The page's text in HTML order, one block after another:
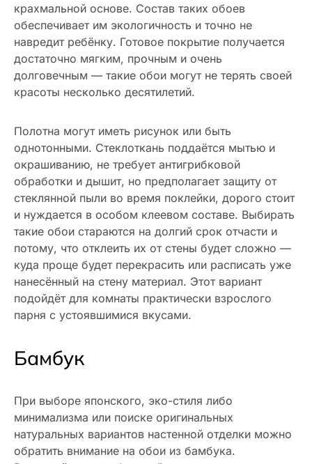
крахмальной основе. Состав таких обоев
обеспечивает им экологичность и точно не
навредит ребёнку. Готовое покрытие получается
достаточно мягким, прочным и очень
долговечным — такие обои могут не терять своей
красоты несколько десятилетий.
Полотна могут иметь рисунок или быть
однотонными. Стеклоткань поддаётся мытью и
окрашиванию, не требует антигрибковой
обработки и дышит, но предполагает защиту от
стеклянной пыли во время поклейки, дорого стоит
и нуждается в особом клеевом составе. Выбирать
такие обои стараются на долгий срок отчасти и
потому, что отклеить их от стены будет сложно —
куда проще будет перекрасить или расписать уже
нанесённый на стену материал. Этот вариант
подойдёт для комнаты практически взрослого
парня с устоявшимися вкусами.
Бамбук
При выборе японского, эко-стиля либо
минимализма или поиске оригинальных
натуральных вариантов настенной отделки можно
обратить внимание на обои из бамбука.